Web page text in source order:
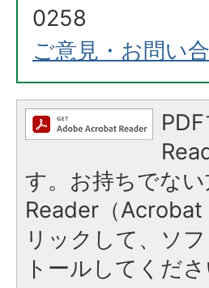
0258
ご意見・お問い
す。お持ちでな
Reader（
リックして、ソ
トールしてくださ